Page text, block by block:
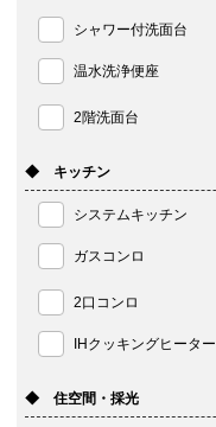
シャワー付洗面台
温水洗浄便座
2階洗面台
◆ キッチン
システムキッチン
ガスコンロ
2口コンロ
IHクッキングヒーター
◆ 住空間・採光